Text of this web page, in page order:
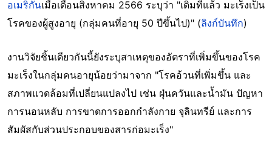
อเมริกันเมื่อเดือนสิงหาคม 2566 ระบุว่า "เดิมทีแล้ว มะเร็งเป็น
โรคของผู้สูงอายุ (กลุ่มคนที่อายุ 50 ปีขึ้นไป)" (ลิงก์บันทึก)
งานวิจัยชิ้นเดียวกันนี้ยังระบุสาเหตุของอัตราที่เพิ่มขึ้นของโรค
มะเร็งในกลุ่มคนอายุน้อยว่ามาจาก "โรคอ้วนที่เพิ่มขึ้น และ
สภาพแวดล้อมที่เปลี่ยนแปลงไป เช่น ฝุ่นควันและน้ำมัน ปัญหา
การนอนหลับ การขาดการออกกำลังกาย จุลินทรีย์ และการ
สัมผัสกับส่วนประกอบของสารก่อมะเร็ง"